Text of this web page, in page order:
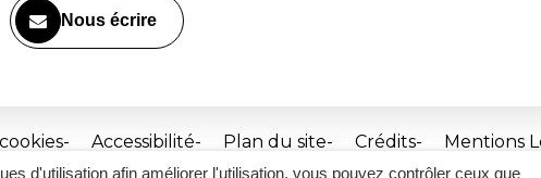
d'utilisation afin améliorer l'utilisation, vous pouvez contrôler ceux que
Nous écrire
Accessibilité Plan du site Crédits Mentions